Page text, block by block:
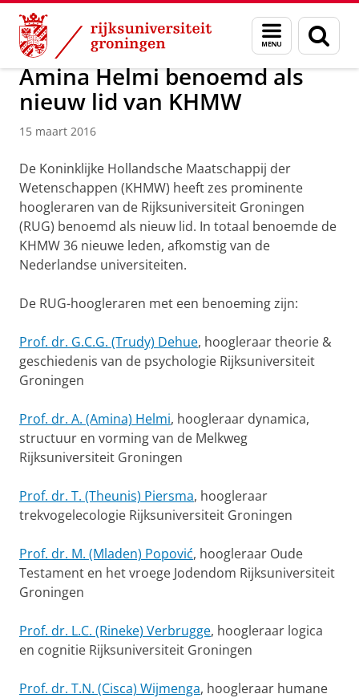
Skip
Content
Skip
Navigation
Menu
en
zoeken
Onderzoek Kapteyn Instituut Agenda en Nieuws
Amina Helmi benoemd als
nieuw lid van KHMW
15 maart 2016
De Koninklijke Hollandsche Maatschappij der
Wetenschappen (KHMW) heeft zes prominente
hoogleraren van de Rijksuniversiteit Groningen
(RUG) benoemd als nieuw lid. In totaal benoemde de
KHMW 36 nieuwe leden, afkomstig van de
Nederlandse universiteiten.
De RUG-hoogleraren met een benoeming zijn:
Prof. dr. G.C.G. (Trudy) Dehue, hoogleraar theorie &
geschiedenis van de psychologie Rijksuniversiteit
Groningen
Prof. dr. A. (Amina) Helmi, hoogleraar dynamica,
structuur en vorming van de Melkweg
Rijksuniversiteit Groningen
Prof. dr. T. (Theunis) Piersma, hoogleraar
trekvogelecologie Rijksuniversiteit Groningen
Prof. dr. M. (Mladen) Popović, hoogleraar Oude
Testament en het vroege Jodendom Rijksuniversiteit
Groningen
Prof. dr. L.C. (Rineke) Verbrugge, hoogleraar logica
en cognitie Rijksuniversiteit Groningen
Prof. dr. T.N. (Cisca) Wijmenga, hoogleraar humane